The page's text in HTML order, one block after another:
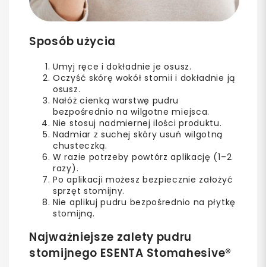
Sposób użycia
Umyj ręce i dokładnie je osusz.
Oczyść skórę wokół stomii i dokładnie ją
osusz.
Nałóż cienką warstwę pudru
bezpośrednio na wilgotne miejsca.
Nie stosuj nadmiernej ilości produktu.
Nadmiar z suchej skóry usuń wilgotną
chusteczką.
W razie potrzeby powtórz aplikację (1–2
razy).
Po aplikacji możesz bezpiecznie założyć
sprzęt stomijny.
Nie aplikuj pudru bezpośrednio na płytkę
stomijną.
Najważniejsze zalety pudru
stomijnego ESENTA Stomahesive®